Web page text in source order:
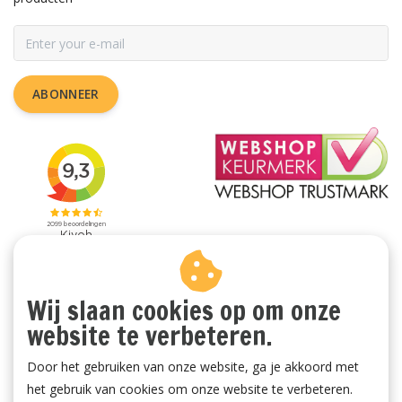
ABONNEER
Wij slaan cookies op om onze
website te verbeteren.
Door het gebruiken van onze website, ga je akkoord met
het gebruik van cookies om onze website te verbeteren.